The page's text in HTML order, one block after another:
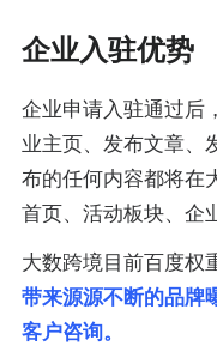
企业入驻优势
企业申请入驻通过后
业主页、发布文章、
布的任何内容都将在
首页、活动板块、企
大数跨境目前百度权
带来源源不断的品牌
客户咨询。